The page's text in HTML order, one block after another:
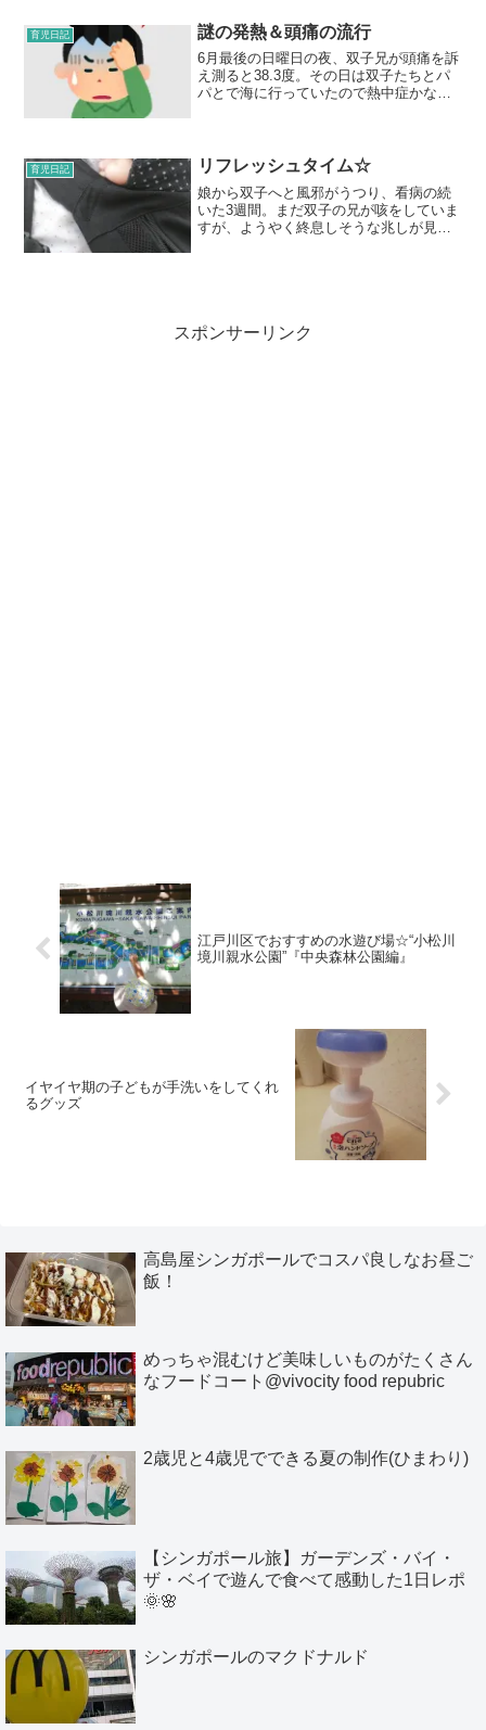
が行ったのはジョリーパスタ小松川店そ
れまではガストやジョ...
育児日記 謎の発熱＆頭痛の流行
6月最後の日曜日の夜、双子兄が頭痛を訴
え測ると38.3度。その日は双子たちとパ
パとで海に行っていたので熱中症かな
などの風邪症状は...
育児日記 リフレッシュタイム☆
娘から双子へと風邪がうつり、看病の続
いた3週間。まだ双子の兄が咳をしていま
すが、ようやく終息しそうな兆しが見え
スポンサーリンク
江戸川区でおすすめの水遊び場☆“小松川
境川親水公園”『中央森林公園編』
イヤイヤ期の子どもが手洗いをしてくれ
るグッズ
高島屋シンガポールでコスパ良しなお昼ご
飯！
めっちゃ混むけど美味しいものがたくさん
なフードコート@vivocity food repubric
2歳児と4歳児でできる夏の制作(ひまわり)
【シンガポール旅】ガーデンズ・バイ・
ザ・ベイで遊んで食べて感動した1日レポ
🌞🌸
シンガポールのマクドナルド